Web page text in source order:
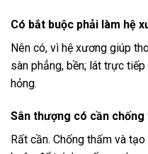
Có bắt buộc phải làm hệ
Nên có, vì hệ xương giúp
sàn phẳng, bền; lát trực
hỏng.
Sân thượng có cần
Rất cần. Chống thấm và